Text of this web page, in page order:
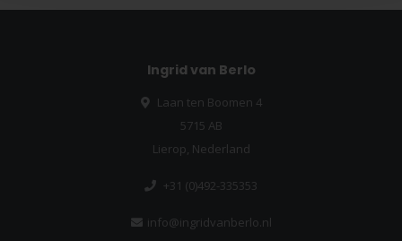
Ingrid van Berlo
Laan ten Boomen 4
5715 AB
Lierop, Nederland
+31 (0)492-335353
info@ingridvanberlo.nl